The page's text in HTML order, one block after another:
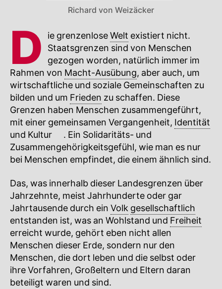
Richard von Weizäcker
D ie grenzenloseWelt existiert nicht.
Staatsgrenzen sind von Menschen
gezogen worden, natürlich immer im
Rahmen von Macht-Ausübung, aber auch, um
wirtschaftliche und soziale Gemeinschaften zu
bilden und um Frieden zu schaffen. Diese
Grenzen haben Menschen zusammengeführt,
mit einer gemeinsamen Vergangenheit, Identität
und Kultur
. Ein Solidaritäts- und
Zusammengehörigkeitsgefühl, wie man es nur
bei Menschen empfindet, die einem ähnlich sind.
Das, was innerhalb dieser Landesgrenzen über
Jahrzehnte, meist Jahrhunderte oder gar
Jahrtausende durch ein Volk gesellschaftlich
entstanden ist, was an Wohlstand und Freiheit
erreicht wurde, gehört eben nicht allen
Menschen dieser Erde, sondern nur den
Menschen, die dort leben und die selbst oder
ihre Vorfahren, Großeltern und Eltern daran
beteiligt waren und sind.